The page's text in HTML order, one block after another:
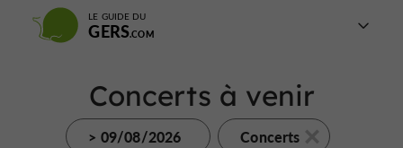
LE GUIDE DU
GERS
Concerts à venir
> 09/08/2026 Concerts